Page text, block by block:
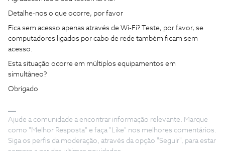
Detalhe-nos o que ocorre, por favor
Fica sem acesso apenas através de Wi-Fi? Teste, por favor, se
computadores ligados por cabo de rede também ficam sem
acesso.
Esta situação ocorre em múltiplos equipamentos em
simultâneo?
Obrigado
Ajude a comunidade a encontrar informação relevante. Marque
como "Melhor Resposta" e faça "Like" nos melhores comentários.
Siga os perfis da moderação, através da opção "Seguir", para estar